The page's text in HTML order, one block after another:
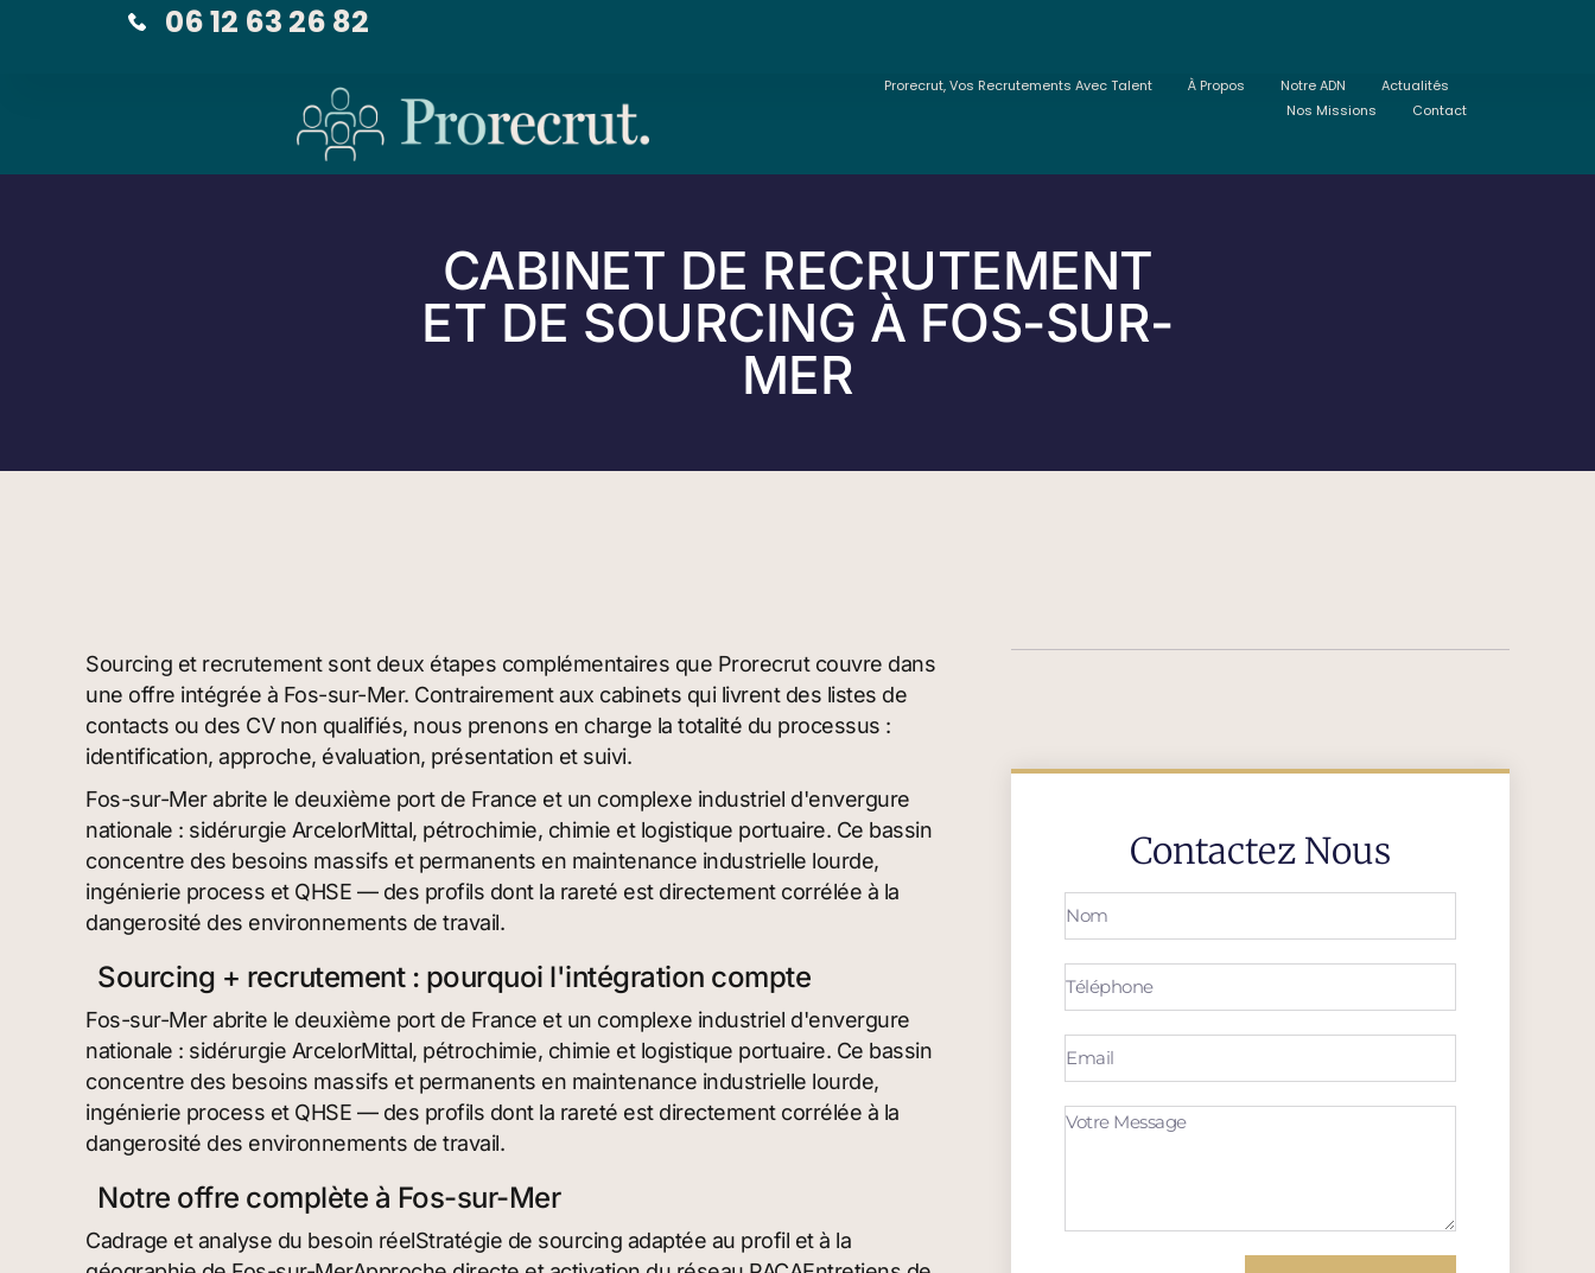
06 12 63 26 82
Prorecrut, Vos Recrutements Avec Talent À Propos Notre ADN
Actualités
Nos Missions
Contact
CABINET DE RECRUTEMENT
ET DE SOURCING À FOS-SUR-
MER
Sourcing et recrutement sont deux étapes complémentaires que Prorecrut couvre dans
une offre intégrée à Fos-sur-Mer. Contrairement aux cabinets qui livrent des listes de
contacts ou des CV non qualifiés, nous prenons en charge la totalité du processus :
identification, approche, évaluation, présentation et suivi.
Fos-sur-Mer abrite le deuxième port de France et un complexe industriel d'envergure
nationale : sidérurgie ArcelorMittal, pétrochimie, chimie et logistique portuaire. Ce bassin
concentre des besoins massifs et permanents en maintenance industrielle lourde,
ingénierie process et QHSE — des profils dont la rareté est directement corrélée à la
dangerosité des environnements de travail.
Sourcing + recrutement : pourquoi l'intégration compte
Fos-sur-Mer abrite le deuxième port de France et un complexe industriel d'envergure
nationale : sidérurgie ArcelorMittal, pétrochimie, chimie et logistique portuaire. Ce bassin
concentre des besoins massifs et permanents en maintenance industrielle lourde,
ingénierie process et QHSE — des profils dont la rareté est directement corrélée à la
dangerosité des environnements de travail.
Notre offre complète à Fos-sur-Mer
Cadrage et analyse du besoin réelStratégie de sourcing adaptée au profil et à la
Contactez Nous